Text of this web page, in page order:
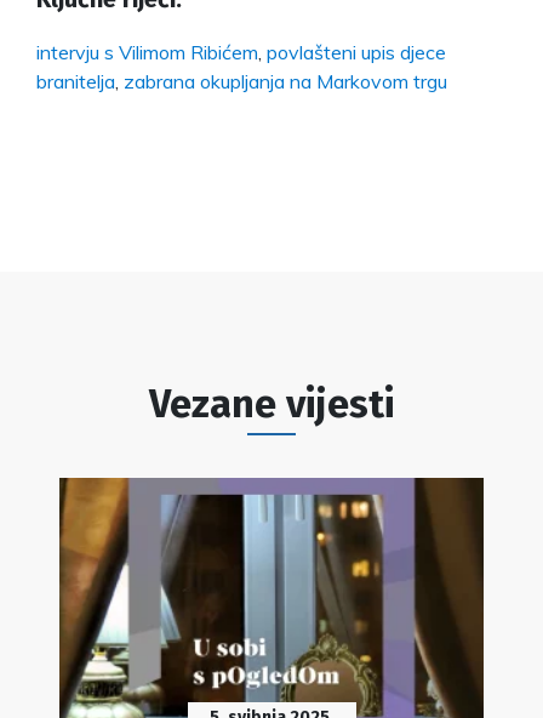
intervju s Vilimom Ribićem povlašteni upis djece
branitelja zabrana okupljanja na Markovom trgu
Vezane vijesti